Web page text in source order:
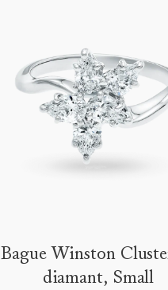
Bague Winston
diamant, Small